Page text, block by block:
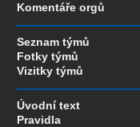
Komentáře orgů
Seznam týmů
Fotky týmů
Vizitky týmů
Úvodní text
Pravidla